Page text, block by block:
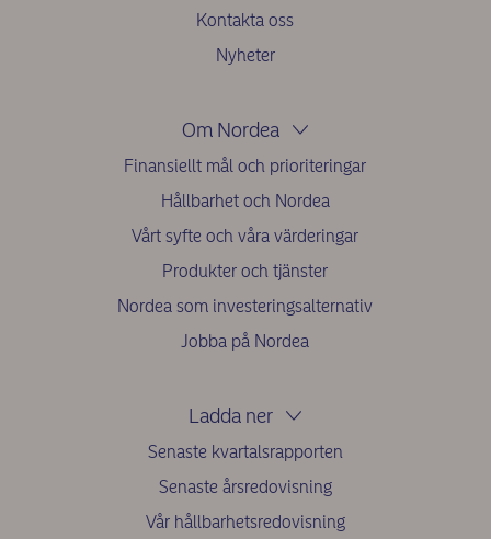
Kontakta oss
Nyheter
Om Nordea
Finansiellt mål och prioriteringar
Hållbarhet och Nordea
Vårt syfte och våra värderingar
Produkter och tjänster
Nordea som investeringsalternativ
Jobba på Nordea
Ladda ner
Senaste kvartalsrapporten
Senaste årsredovisning
Vår hållbarhetsredovisning